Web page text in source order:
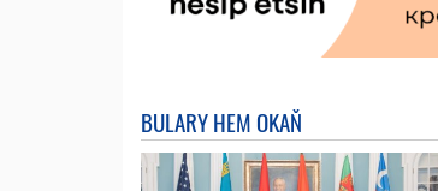
BULARY HEM OKAŇ